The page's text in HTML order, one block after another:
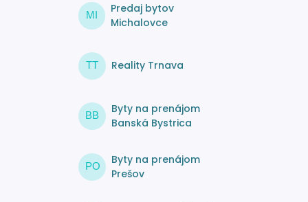
MI
Predaj bytov
Michalovce
TT Reality Trnava
BB
Byty na prenájom
Banská Bystrica
PO
Byty na prenájom
Prešov